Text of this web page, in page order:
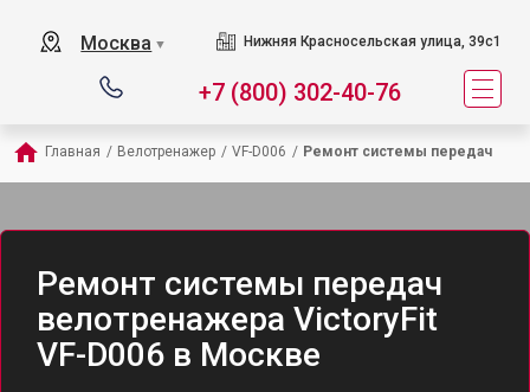
Москва ▼ Нижняя Красносельская улица, 39с1
+7 (800) 302-40-76
Главная / Велотренажер / VF-D006 / Ремонт системы передач
Ремонт системы передач
велотренажера VictoryFit
VF-D006 в Москве